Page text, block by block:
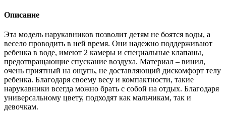
Описание
Эта модель нарукавников позволит детям не боятся воды, а
весело проводить в ней время. Они надежно поддерживают
ребенка в воде, имеют 2 камеры и специальные клапаны,
предотвращающие спускание воздуха. Материал – винил,
очень приятный на ощупь, не доставляющий дискомфорт телу
ребенка. Благодаря своему весу и компактности, такие
нарукавники всегда можно брать с собой на отдых. Благодаря
универсальному цвету, подходят как мальчикам, так и
девочкам.